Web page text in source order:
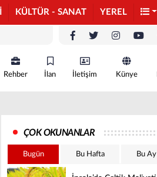
KÜLTÜR - SANAT YEREL
Rehber İlan İletişim Künye
ÇOK OKUNANLAR
Bugün Bu Hafta Bu Ay